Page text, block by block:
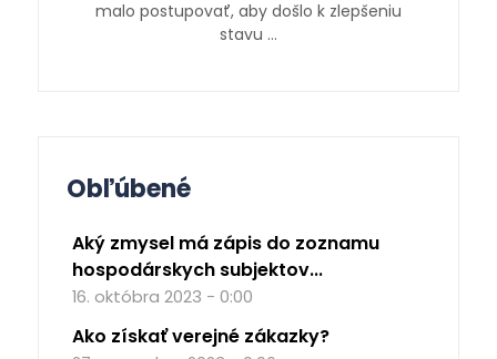
malo postupovať, aby došlo k zlepšeniu
stavu …
Obľúbené
Aký zmysel má zápis do zoznamu
hospodárskych subjektov...
16. októbra 2023 - 0:00
Ako získať verejné zákazky?